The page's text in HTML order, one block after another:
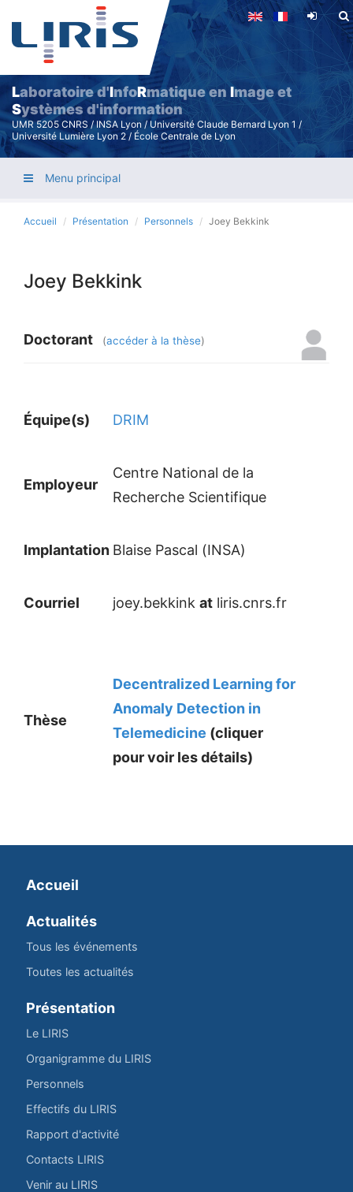
Aller
contenu
principal
Laboratoire d'InfoRmatique enImage et
Systèmes d'information
UMR 5205 CNRS / INSA Lyon / Université Claude Bernard Lyon 1 /
Université Lumière Lyon 2 / École Centrale de Lyon
Menu principal
Accueil Présentation Personnels Joey Bekkink
Joey Bekkink
Doctorant (accéder à la thèse)
Équipe(s) DRIM
Employeur
Centre National de la
Recherche Scientifique
Implantation Blaise Pascal (INSA)
Courriel joey.bekkink at liris.cnrs.fr
Thèse
Decentralized Learning for
Anomaly Detection in
Telemedicine (cliquer
pour voir les détails)
Accueil
Actualités
Tous les événements
Toutes les actualités
Présentation
Le LIRIS
Organigramme du LIRIS
Personnels
Effectifs du LIRIS
Rapport d'activité
Contacts LIRIS
Venir au LIRIS